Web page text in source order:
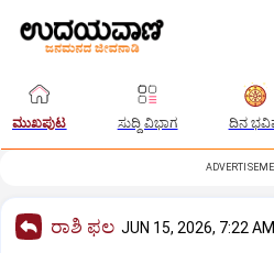
ಮುಖಪುಟ ಸುದ್ದಿ ವಿಭಾಗ ದಿನ
ರಾಶಿ ಫಲ JUN 15, 2026, 7:22